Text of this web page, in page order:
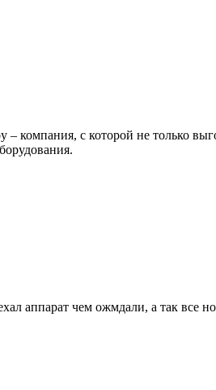
компания, с которой не только
аппарат чем ожмдали, а так все